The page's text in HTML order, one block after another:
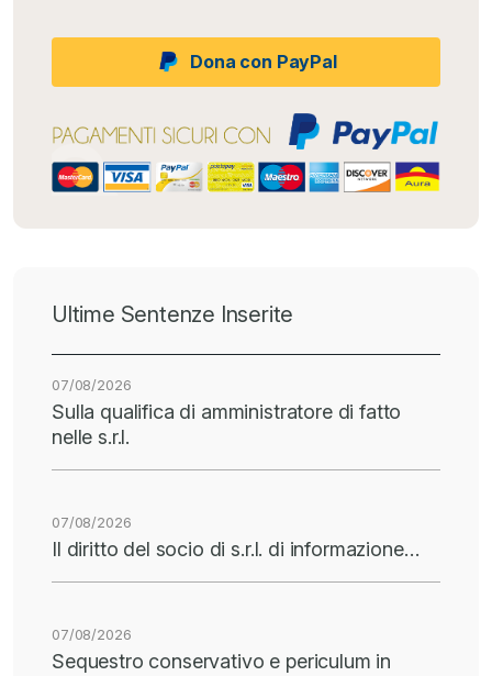
Dona con PayPal
Ultime Sentenze Inserite
07/08/2026
Sulla qualifica di amministratore di fatto
nelle s.r.l.
07/08/2026
Il diritto del socio di s.r.l. di informazione…
07/08/2026
Sequestro conservativo e periculum in